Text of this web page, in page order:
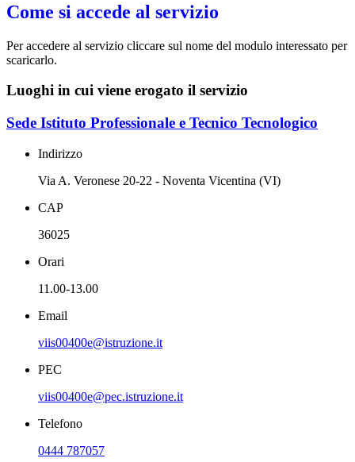
Come si accede al servizio
Per accedere al servizio cliccare sul nome del modulo interessato per
scaricarlo.
Luoghi in cui viene erogato il servizio
Sede Istituto Professionale e Tecnico Tecnologico
Indirizzo
Via A. Veronese 20-22 - Noventa Vicentina (VI)
CAP
36025
Orari
11.00-13.00
Email
viis00400e@istruzione.it
PEC
viis00400e@pec.istruzione.it
Telefono
0444 787057